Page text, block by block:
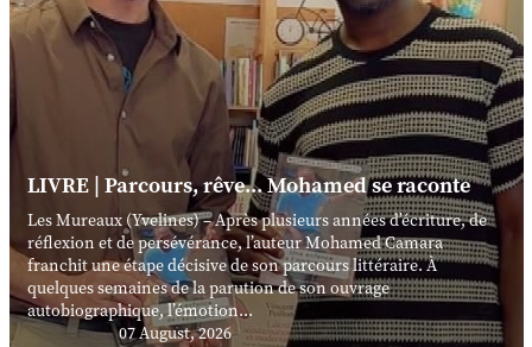
LIVRE | Parcours, rêve... Mohamed se raconte
Les Mureaux (Yvelines) – Après plusieurs années d’écriture, de
réflexion et de persévérance, l’auteur Mohamed Camara
franchit une étape décisive de son parcours littéraire. À
quelques semaines de la parution de son ouvrage
autobiographique, l’émotion...
07 August, 2026